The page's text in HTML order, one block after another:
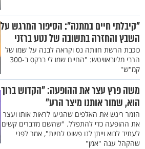
"קיבלתי חיים במתנה": הסיפור המרגש על
השבץ והחזרה בתשובה של נטע ברזני
כוכבת הרשת חוותה נס וקראה לבנה על שמו של
הרבי מליובאוויטש: "החיים שמו לי ברקס ב-300
קמ"ש"
משה פרץ עצר את ההופעה: "הקדוש ברוך
הוא, שמור אותנו מיצר הרע"
הזמר ריגש את האלפים שהגיעו לראות אותו ועצר
את ההופעה כדי להתפלל. "שהשם מדברים קשים
לעתיד לבוא וייתן לנו פשוט לחיות", אמר לפני
שהקהל ענה "אמן"